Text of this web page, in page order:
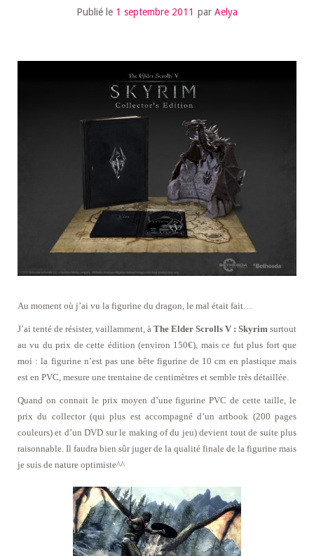
Publié le 1 septembre 2011 par Aelya
Au moment où j’ai vu la figurine du dragon, le mal était fait…
J’ai tenté de résister, vaillamment, à The Elder Scrolls V : Skyrim surtout
au vu du prix de cette édition (environ 150€), mais ce fut plus fort que
moi : la figurine n’est pas une bête figurine de 10 cm en plastique mais
est en PVC, mesure une trentaine de centimètres et semble très détaillée.
Quand on connait le prix moyen d’une figurine PVC de cette taille, le
prix du collector (qui plus est accompagné d’un artbook (200 pages
couleurs) et d’un DVD sur le making of du jeu) devient tout de suite plus
raisonnable. Il faudra bien sûr juger de la qualité finale de la figurine mais
je suis de nature optimiste^^